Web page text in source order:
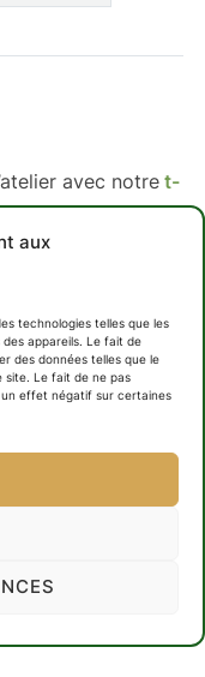
aux
technologies telles que les
appareils. Le fait de
des données telles que le
site. Le fait de ne pas
effet négatif sur certaines
avec notret-
et confort.
et
avec cet-
du bois
(les couleurs